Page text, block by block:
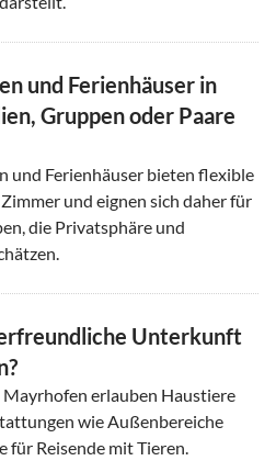
und Ferienhäuser in
Gruppen oder Paare
und Ferienhäuser bieten flexible
und eignen sich daher für
die Privatsphäre und
Unterkunft
erlauben Haustiere
wie Außenbereiche
für Reisende mit Tieren.